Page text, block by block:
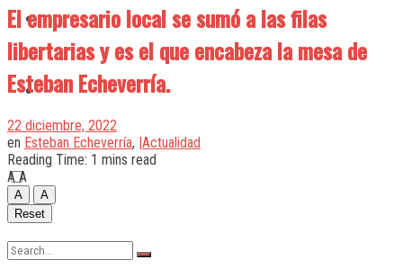
Quilmes
Varela
El empresario local se sumó a las filas
libertarias y es el que encabeza la mesa de
Esteban Echeverría.
22 diciembre, 2022
en Esteban Echeverría, |Actualidad
Reading Time: 1 mins read
A A
A
A
Reset